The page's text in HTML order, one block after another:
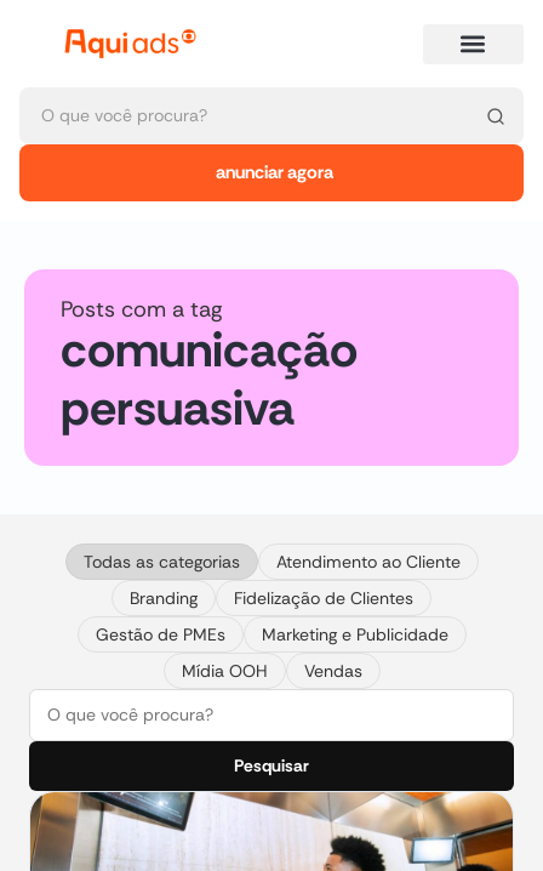
anunciar agora
Posts com a tag
comunicação
persuasiva
Todas as categorias
Atendimento ao Cliente
Branding
Fidelização de Clientes
Gestão de PMEs
Marketing e Publicidade
Mídia OOH
Vendas
Pesquisar